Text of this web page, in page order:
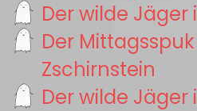
Der wilde Jäger
Der
Zschirnstein
Der wilde Jäger